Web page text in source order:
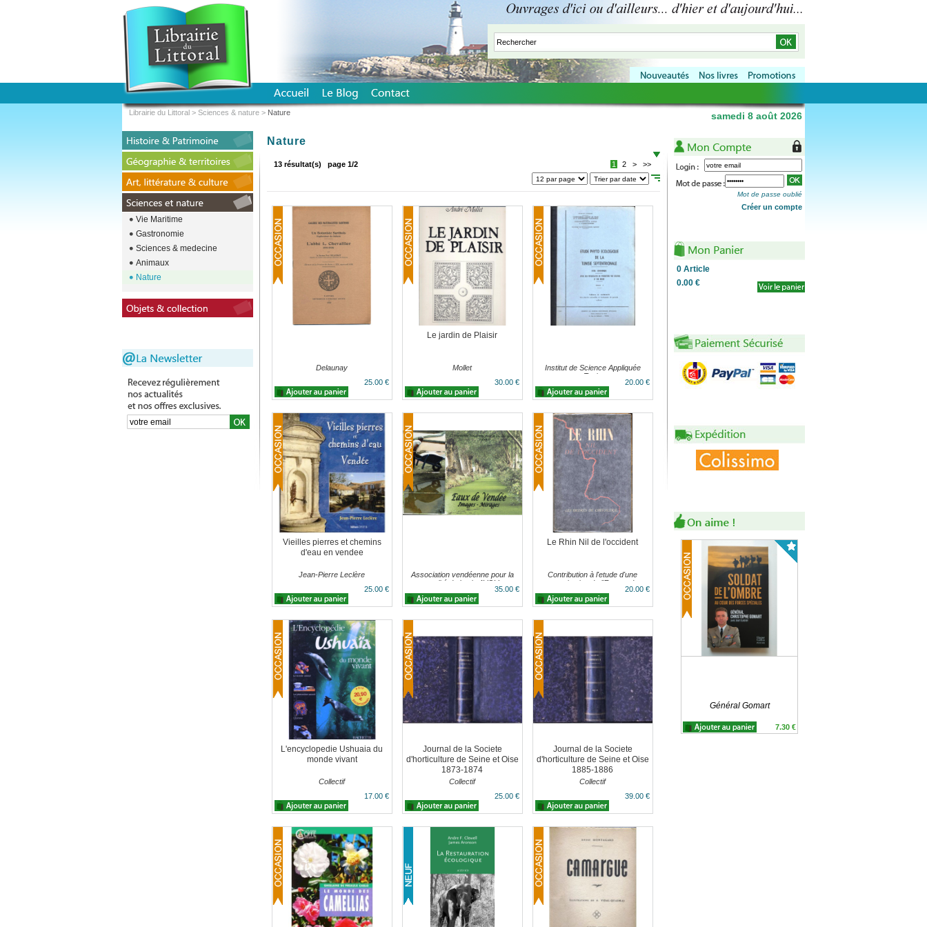
Nature
13 résultat(s) page 1/2 1 2 > >>
Delaunay
25.00 €
Le jardin de Plaisir
Mollet
30.00 €
Institut de Science Appliquée
Tunis
20.00 €
Vieilles pierres et chemins
d'eau en vendee
Jean-Pierre Leclère
25.00 €
Association vendéenne pour la
qualité de la vie AVQV
35.00 €
Le Rhin Nil de l'occident
Contribution à l'etude d'une
organisation de l'Europe de
20.00 €
L'encyclopedie Ushuaia du
monde vivant
Collectif
17.00 €
Journal de la Societe
d'horticulture de Seine et Oise
1873-1874
Collectif
25.00 €
Journal de la Societe
d'horticulture de Seine et Oise
1885-1886
Collectif
39.00 €
Mot de passe oublié
Créer un compte
0 Article
0.00 €
Général Gomart
7.30 €
Vie Maritime
Gastronomie
Sciences & medecine
Animaux
Nature
Librairie du Littoral > Sciences & nature > Nature samedi 8 août 2026